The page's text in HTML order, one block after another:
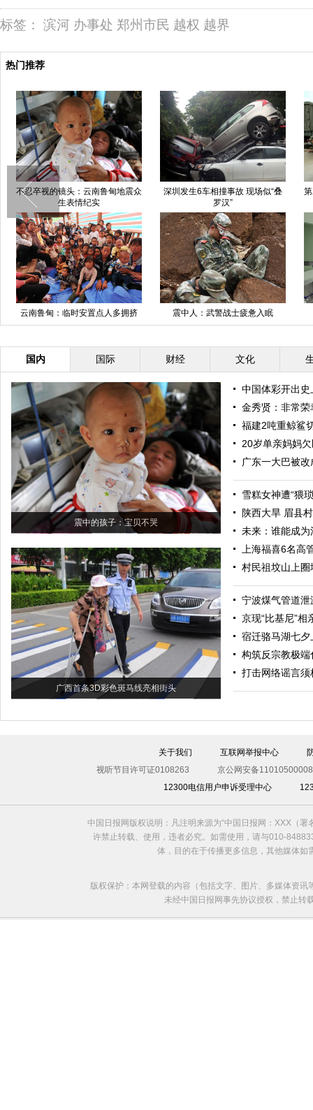
标签： 滨河 办事处 郑州市民 越权 越界
热门推荐
不忍卒视的镜头：云南鲁甸地震众
生表情纪实
深圳发生6车相撞事故 现场似“叠
罗汉”
云南鲁甸：临时安置点人多拥挤 震中人：武警战士疲惫入眠
国内 国际 财经 文化
震中的孩子：宝贝不哭
广西首条3D彩色斑马线亮相街头
中国体彩开出
金秀贤：非常
福建2吨重鲸鲨
20岁单亲妈妈
广东一大巴被改
雪糕女神遭“猥
陕西大旱 眉县
未来：谁能成
上海福喜6名高
村民祖坟山上圈
宁波煤气管道
京现“比基尼”相
宿迁骆马湖七
构筑反宗教极端
打击网络谣言须
关于我们 互联网举报中心
视听节目许可证0108263
京公网安备
12300电信用户申诉受理中心
中国日报网版权说明：凡注明来源为“中国日报网：XXX（
许禁止转载、使用，违者必究。如需使用，请与010-
体，目的在于传播更多信息，其他媒体
版权保护：本网登载的内容（包括文字、图片、多媒体资
未经中国日报网事先协议授权，禁止转